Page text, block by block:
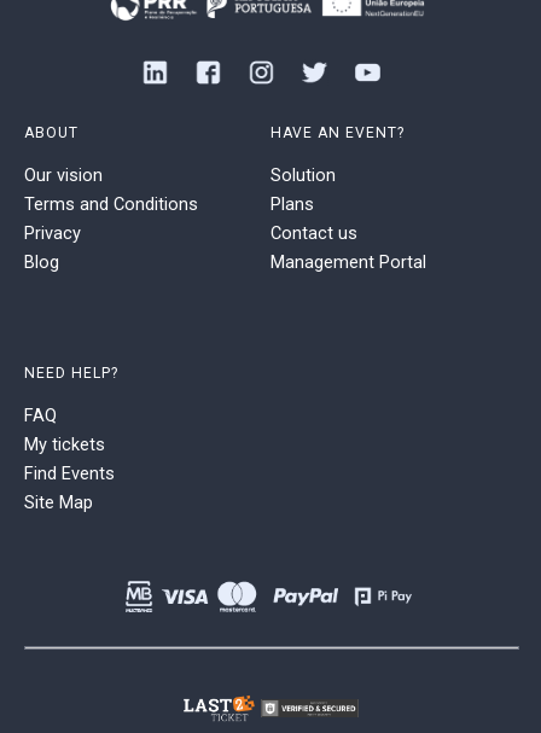
ABOUT
Our vision
Terms and Conditions
Privacy
Blog
HAVE AN EVENT?
Solution
Plans
Contact us
Management Portal
NEED HELP?
FAQ
My tickets
Find Events
Site Map